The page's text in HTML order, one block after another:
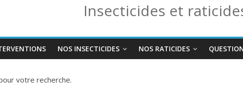
Insecticides et
NOS INSECTICIDES NOS RATICIDES
votre recherche.